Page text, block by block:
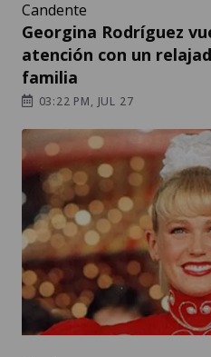
Candente
Georgina Rodríguez
atención con un
familia
03:22 PM, JUL 27